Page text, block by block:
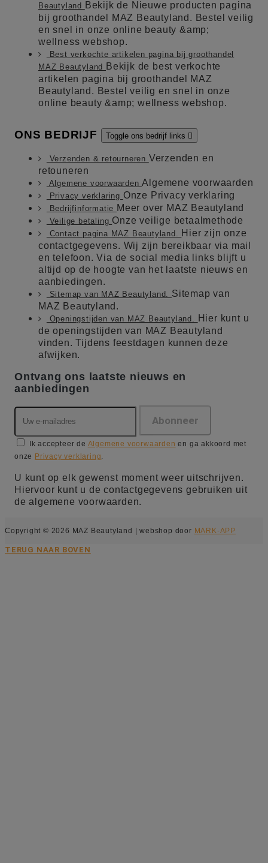
Beautyland
Bekijk de Nieuwe producten pagina
bij groothandel MAZ Beautyland. Bestel veilig
en snel in onze online beauty &amp;
wellness webshop.
Best verkochte artikelen pagina bij groothandel
MAZ Beautyland
Bekijk de best verkochte
artikelen pagina bij groothandel MAZ
Beautyland. Bestel veilig en snel in onze
online beauty &amp; wellness webshop.
ONS BEDRIJF Toggle ons bedrijf links 
Verzenden & retourneren Verzenden en
retouneren
Algemene voorwaardenAlgemene voorwaarden
Privacy verklaring Onze Privacy verklaring
Bedrijfinformatie Meer over MAZ Beautyland
Veilige betaling Onze veilige betaalmethode
Contact pagina MAZ Beautyland. Hier zijn onze
contactgegevens. Wij zijn bereikbaar via mail
en telefoon. Via de social media links blijft u
altijd op de hoogte van het laatste nieuws en
aanbiedingen.
Sitemap van MAZ Beautyland. Sitemap van
MAZ Beautyland.
Openingstijden van MAZ Beautyland.
Hier kunt u
de openingstijden van MAZ Beautyland
vinden. Tijdens feestdagen kunnen deze
afwijken.
Ontvang ons laatste nieuws en
aanbiedingen
Ik accepteer de Algemene voorwaarden en ga akkoord met
onze Privacy verklaring
U kunt op elk gewenst moment weer uitschrijven.
Hiervoor kunt u de contactgegevens gebruiken uit
de algemene voorwaarden.
Copyright © 2026 MAZ Beautyland | webshop door MARK-APP
TERUG NAAR BOVEN